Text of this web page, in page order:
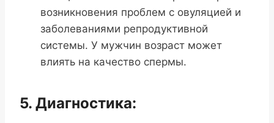
возникновения проблем с овуляцией и
заболеваниями репродуктивной
системы. У мужчин возраст может
влиять на качество спермы.
5. Диагностика: